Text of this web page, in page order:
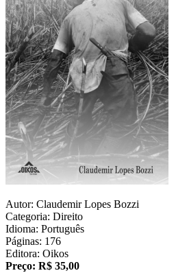
Autor: Claudemir Lopes Bozzi
Categoria: Direito
Idioma: Português
Páginas: 176
Editora: Oikos
Preço: R$ 35,00